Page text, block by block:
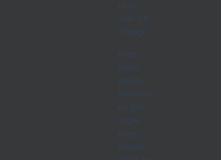
Links
sind z.B.
Orange.
Preis
bleibt
gleich,
teilweise
es gibt
sogar
einen
Rabatt